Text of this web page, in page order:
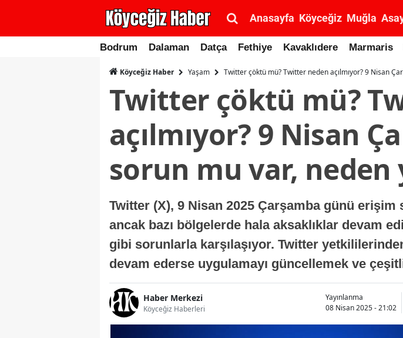
Anasayfa Köyceğiz Muğla
Bodrum Dalaman Datça Fethiye Kavaklıdere Marmaris
Köyceğiz Haber Yaşam Twitter çöktü mü? Twitter neden açılmıyor? 9 Nisan
Twitter çöktü mü?
açılmıyor? 9 Nisan
sorun mu var,
Twitter (X), 9 Nisan 2025 Çarşamba günü
ancak bazı bölgelerde hala aksaklıklar devam
gibi sorunlarla karşılaşıyor. Twitter
devam ederse uygulamayı güncellemek ve
Haber Merkezi
Köyceğiz Haberleri
Yayınlanma
08 Nisan 2025 - 21:02